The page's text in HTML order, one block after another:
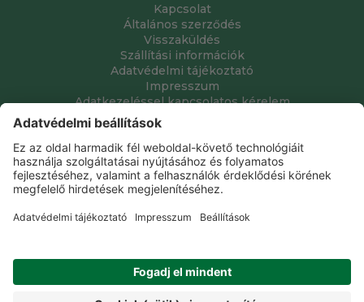
Kapcsolat
Általános szerződés
Visszaküldés
Szállítási információk
Adatvédelmi tájékoztató
Impresszum
Adatkezeléssel kapcsolatos kérelem
Grube Kft. © 2009 - 2026. Minden jog fenntartva. All rights